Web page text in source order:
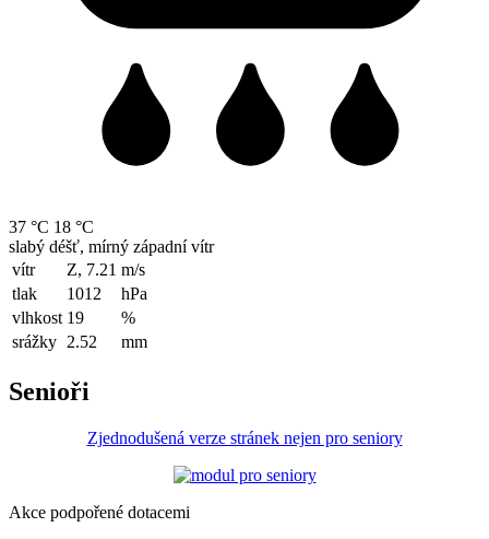
37 °C 18 °C
slabý déšť, mírný západní vítr
vítr
Z, 7.21 m/s
tlak
1012
hPa
vlhkost 19
%
srážky 2.52 mm
Senioři
Zjednodušená verze stránek nejen pro seniory
Akce podpořené dotacemi